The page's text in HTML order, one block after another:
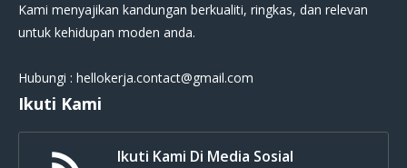
Kami menyajikan kandungan berkualiti, ringkas, dan relevan
untuk kehidupan moden anda.
Hubungi : hellokerja.contact@gmail.com
Ikuti Kami
Ikuti Kami Di Media Sosial